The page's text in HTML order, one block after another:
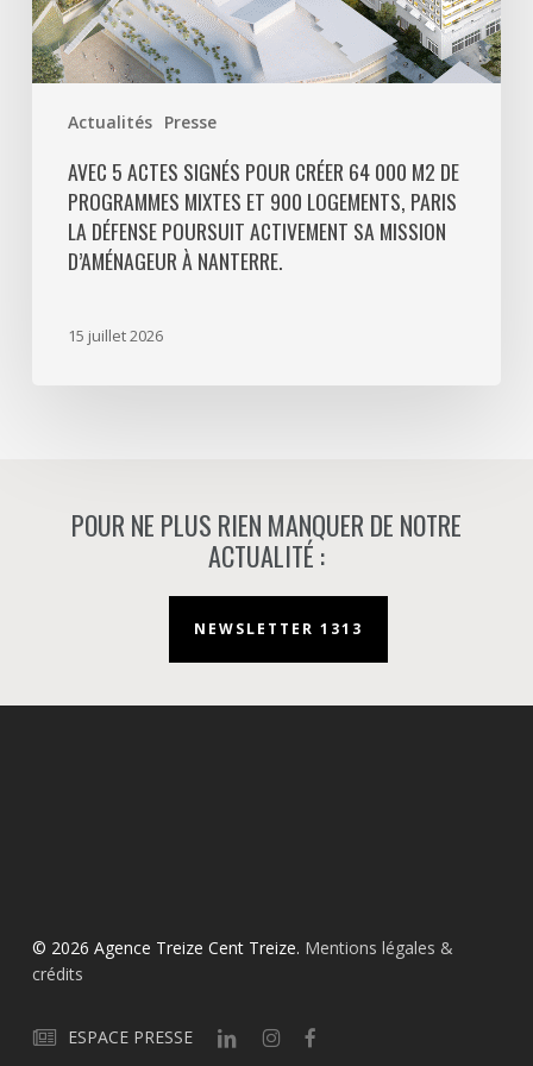
Actualités Presse
et
900
logements,
Défense
poursuit
activement
AVEC 5 ACTES SIGNÉS POUR CRÉER 64 000 M2 DE
PROGRAMMES MIXTES ET 900 LOGEMENTS, PARIS
LA DÉFENSE POURSUIT ACTIVEMENT SA MISSION
D’AMÉNAGEUR À NANTERRE.
15 juillet 2026
POUR NE PLUS RIEN MANQUER DE NOTRE
ACTUALITÉ :
NEWSLETTER 1313
© 2026 Agence Treize Cent Treize. Mentions légales &
crédits
ESPACE PRESSE